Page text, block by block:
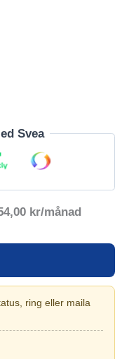
Svea
kr/månad
ring eller maila